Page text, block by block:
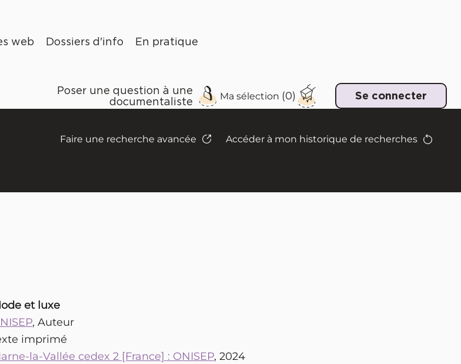
web Dossiers d'info En pratique
Poser une question à une
documentaliste
Se connecter
Faire une recherche avancée Accéder à mon historique de recherches
et luxe
, Auteur
imprimé
la-Vallée cedex 2 [France] : ONISEP, 2024